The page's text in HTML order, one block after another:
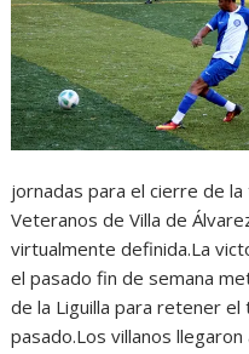
jornadas para el cierre de
Veteranos de Villa de
virtualmente definida.La
el pasado fin de semana
de la Liguilla para retener
pasado.Los villanos